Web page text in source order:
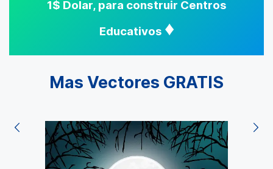
1$ Dolar, para construir Centros
Educativos ♦
Mas Vectores GRATIS